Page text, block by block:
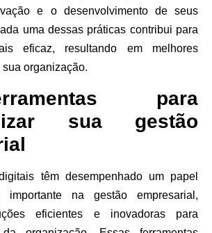
e o desenvolvimento de seus
uma dessas práticas contribui para
eficaz, resultando em melhores
organização.
para
sua gestão
têm desempenhado um papel
na gestão empresarial,
eficientes e inovadoras para